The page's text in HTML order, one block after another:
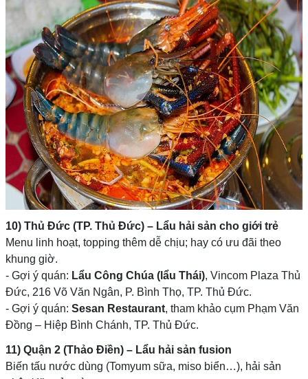
10) Thủ Đức (TP. Thủ Đức) – Lẩu hải sản cho giới trẻ
Menu linh hoạt, topping thêm dễ chịu; hay có ưu đãi theo
khung giờ.
- Gợi ý quán: Lẩu Công Chúa (lẩu Thái), Vincom Plaza Thủ
Đức, 216 Võ Văn Ngân, P. Bình Thọ, TP. Thủ Đức.
- Gợi ý quán: Sesan Restaurant, tham khảo cụm Phạm Văn
Đồng – Hiệp Bình Chánh, TP. Thủ Đức.
11) Quận 2 (Thảo Điền) – Lẩu hải sản fusion
Biến tấu nước dùng (Tomyum sữa, miso biển…), hải sản